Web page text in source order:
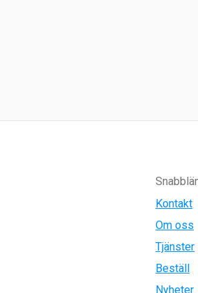
Kontakt
Om oss
Tjänster
Beställ
Nyheter